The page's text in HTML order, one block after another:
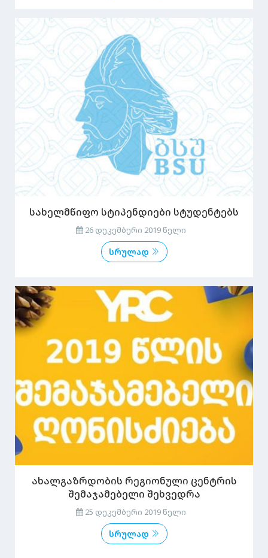
სახელმწიფო სტიპენდიები სტუდენტებს
26 დეკემბერი 2019 წელი
სრულად
ახალგაზრდობის რეგიონული ცენტრის
შემაჯამებელი შეხვედრა
25 დეკემბერი 2019 წელი
სრულად